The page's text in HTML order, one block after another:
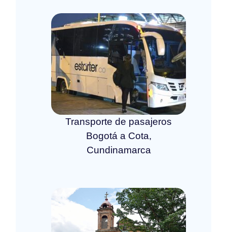
Transporte de pasajeros
Bogotá a Cota,
Cundinamarca